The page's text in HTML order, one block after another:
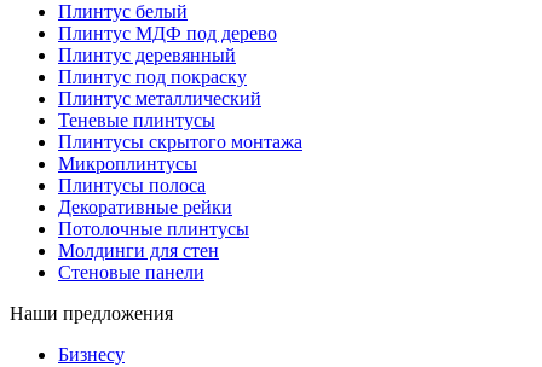
Плинтус белый
Плинтус МДФ под дерево
Плинтус деревянный
Плинтус под покраску
Плинтус металлический
Теневые плинтусы
Плинтусы скрытого монтажа
Микроплинтусы
Плинтусы полоса
Декоративные рейки
Потолочные плинтусы
Молдинги для стен
Стеновые панели
Наши предложения
Бизнесу